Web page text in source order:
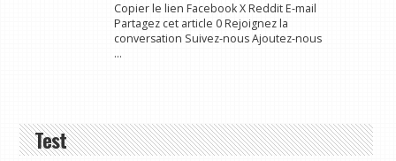
Copier le lien Facebook X Reddit E-mail
Partagez cet article 0 Rejoignez la
conversation Suivez-nous Ajoutez-nous
...
Test